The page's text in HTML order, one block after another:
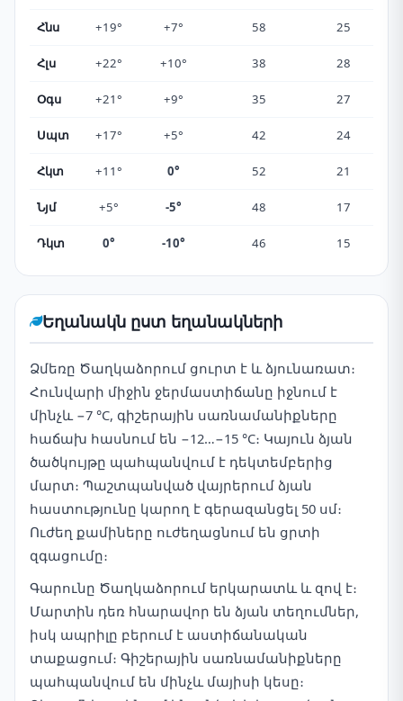
Հնս +19° +7° 58 25
Հլս +22° +10° 38 28
Օգս +21° +9° 35 27
Սպտ +17° +5° 42 24
Հկտ +11° 0° 52 21
Նյմ +5° -5° 48 17
Դկտ 0° -10° 46 15
Եղանակն ըստ եղանակների
Ձմեռը Ծաղկաձորում ցուրտ է և ձյունառատ։
Հունվարի միջին ջերմաստիճանը իջնում է
մինչև −7 °C, գիշերային սառնամանիքները
հաճախ հասնում են −12…−15 °C։ Կայուն ձյան
ծածկույթը պահպանվում է դեկտեմբերից
մարտ։ Պաշտպանված վայրերում ձյան
հաստությունը կարող է գերազանցել 50 սմ։
Ուժեղ քամիները ուժեղացնում են ցրտի
զգացումը։
Գարունը Ծաղկաձորում երկարատև և զով է։
Մարտին դեռ հնարավոր են ձյան տեղումներ,
իսկ ապրիլը բերում է աստիճանական
տաքացում։ Գիշերային սառնամանիքները
պահպանվում են մինչև մայիսի կեսը։